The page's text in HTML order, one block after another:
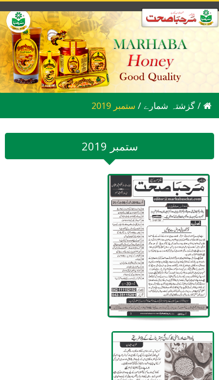
/
/ گزشتہ شمارے 2019 ستمبر
2019 ستمبر